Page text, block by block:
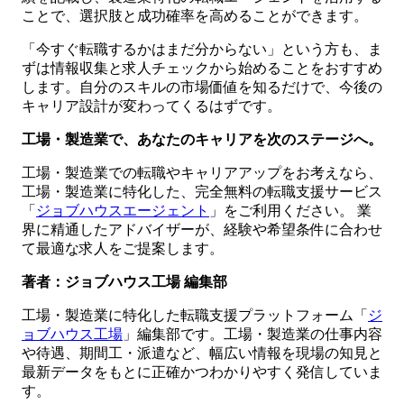
ことで、選択肢と成功確率を高めることができます。
「今すぐ転職するかはまだ分からない」という方も、ま
ずは情報収集と求人チェックから始めることをおすすめ
します。自分のスキルの市場価値を知るだけで、今後の
キャリア設計が変わってくるはずです。
工場・製造業で、あなたのキャリアを次のステージへ。
工場・製造業での転職やキャリアアップをお考えなら、
工場・製造業に特化した、完全無料の転職支援サービス
「 ジョブハウスエージェント 」をご利用ください。 業
界に精通したアドバイザーが、経験や希望条件に合わせ
て最適な求人をご提案します。
著者：ジョブハウス工場 編集部
工場・製造業に特化した転職支援プラットフォーム「 ジ
ョブハウス工場 」編集部です。工場・製造業の仕事内容
や待遇、期間工・派遣など、幅広い情報を現場の知見と
最新データをもとに正確かつわかりやすく発信していま
す。